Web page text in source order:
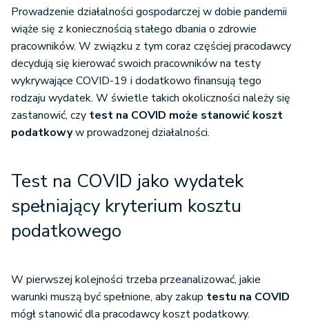
Prowadzenie działalności gospodarczej w dobie pandemii
wiąże się z koniecznością stałego dbania o zdrowie
pracowników. W związku z tym coraz częściej pracodawcy
decydują się kierować swoich pracowników na testy
wykrywające COVID-19 i dodatkowo finansują tego
rodzaju wydatek. W świetle takich okoliczności należy się
zastanowić, czy test na COVID może stanowić koszt
podatkowyw prowadzonej działalności.
Test na COVID jako wydatek
spełniający kryterium kosztu
podatkowego
W pierwszej kolejności trzeba przeanalizować, jakie
warunki muszą być spełnione, aby zakup testu na COVID
mógł stanowić dla pracodawcy koszt podatkowy.